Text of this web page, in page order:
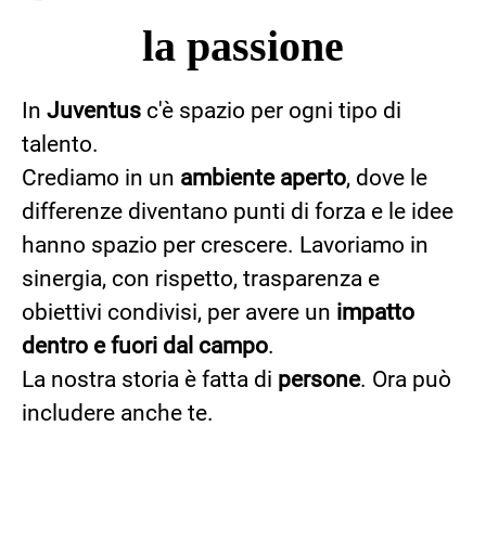
la passione
In Juventus c'è spazio per ogni tipo di
talento.
Crediamo in un ambiente aperto, dove le
differenze diventano punti di forza e le idee
hanno spazio per crescere. Lavoriamo in
sinergia, con rispetto, trasparenza e
obiettivi condivisi, per avere un impatto
dentro e fuori dal campo.
La nostra storia è fatta di persone. Ora può
includere anche te.